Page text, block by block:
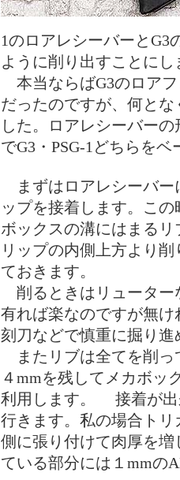
1のロアレシーバーとG3
ように削り出すことにし
本当ならばG3のロア
だったのですが、何と
した。ロアレシーバー
でG3・PSG-1どちらを
まずはロアレシーバー
ップを接着します。この
ボックスの溝にはまるリ
リップの内側上方より削
ておきます。
削るときはリューター
有れば楽なのですが無け
刻刀などで慎重に掘り進
またリブは全てを削っ
４mmを残してメカボッ
利用します。 接着が出
行きます。私の場合ト
側に張り付けて肉厚を
ている部分には１mmの